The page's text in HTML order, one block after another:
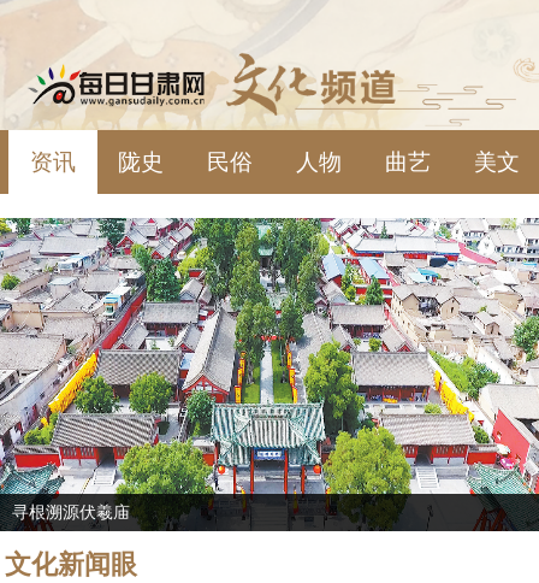
资讯 陇史 民俗 人物 曲艺 美文
寻根溯源伏羲庙
文化新闻眼